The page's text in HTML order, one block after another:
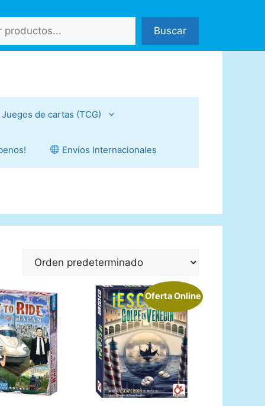
Buscar
Juegos de cartas (TCG)
Envíos Internacionales
Oferta Online